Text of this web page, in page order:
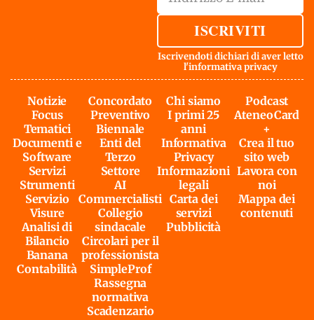
ISCRIVITI
Iscrivendoti dichiari di aver letto
l'informativa privacy
Notizie
Focus
Tematici
Documenti e
Software
Servizi
Strumenti
Servizio
Visure
Analisi di
Bilancio
Banana
Contabilità
Concordato
Preventivo
Biennale
Enti del
Terzo
Settore
AI
Commercialisti
Collegio
sindacale
Circolari per il
professionista
SimpleProf
Rassegna
normativa
Scadenzario
Chi siamo
I primi 25
anni
Informativa
Privacy
Informazioni
legali
Carta dei
servizi
Pubblicità
Podcast
AteneoCard
+
Crea il tuo
sito web
Lavora con
noi
Mappa dei
contenuti